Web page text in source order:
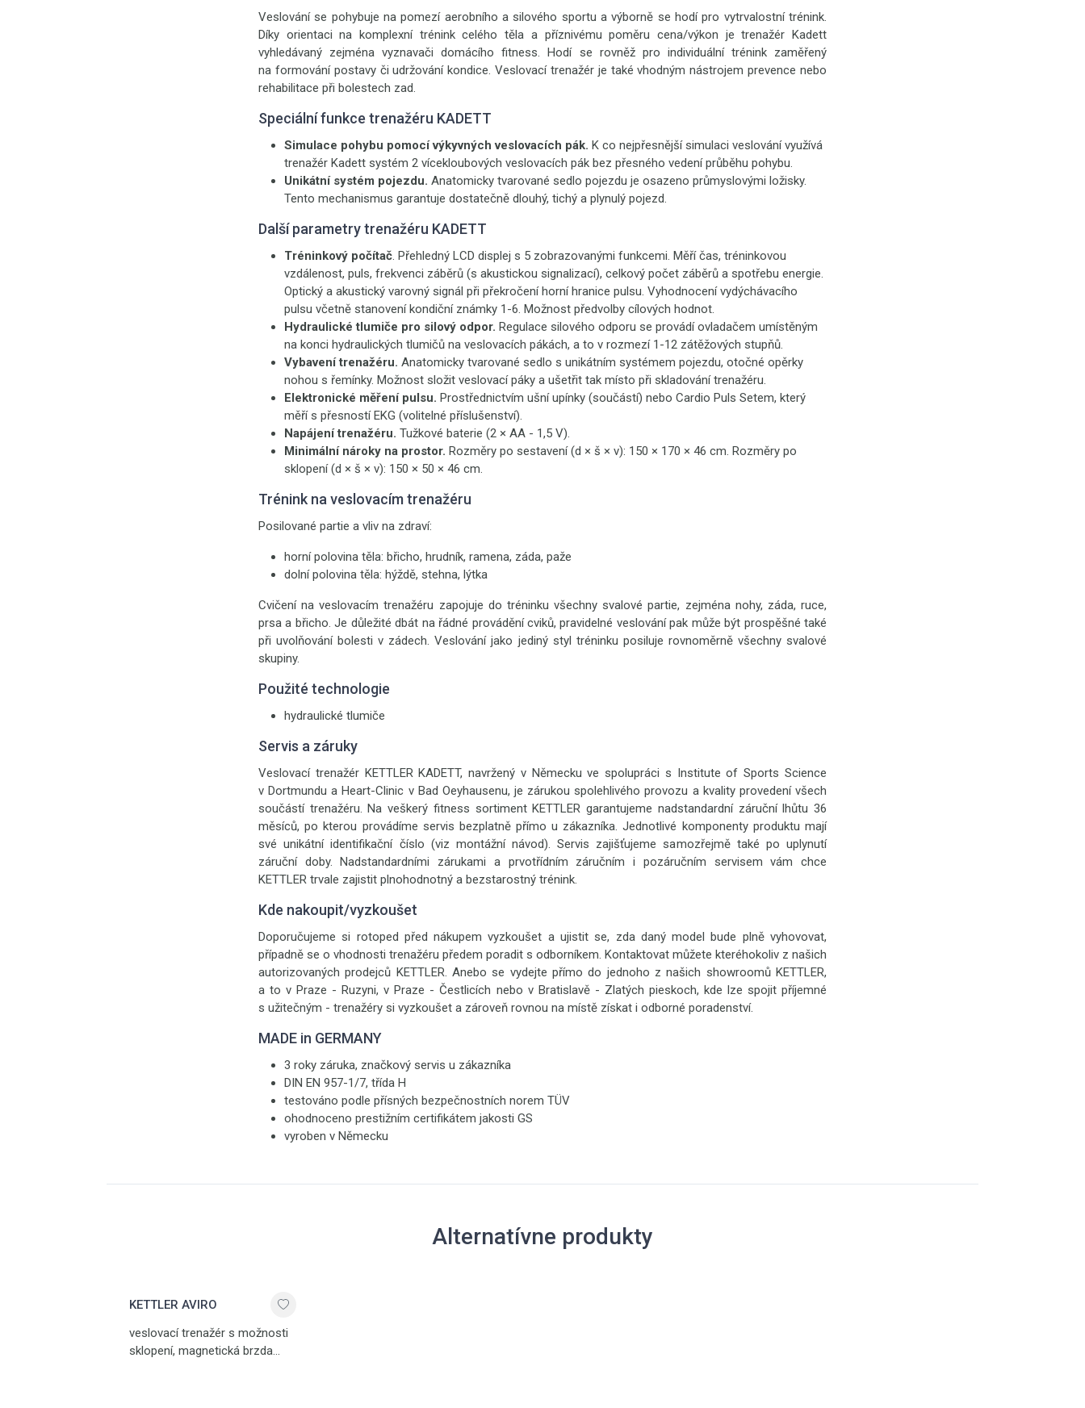
Veslování se pohybuje na pomezí aerobního a silového sportu a výborně se hodí pro vytrvalostní trénink.
Díky orientaci na komplexní trénink celého těla a příznivému poměru cena/výkon je trenažér Kadett
vyhledávaný zejména vyznavači domácího fitness. Hodí se rovněž pro individuální trénink zaměřený
na formování postavy či udržování kondice. Veslovací trenažér je také vhodným nástrojem prevence nebo
rehabilitace při bolestech zad.
Speciální funkce trenažéru KADETT
Simulace pohybu pomocí výkyvných veslovacích pák. K co nejpřesnější simulaci veslování využívá
trenažér Kadett systém 2 vícekloubových veslovacích pák bez přesného vedení průběhu pohybu.
Unikátní systém pojezdu. Anatomicky tvarované sedlo pojezdu je osazeno průmyslovými ložisky.
Tento mechanismus garantuje dostatečně dlouhý, tichý a plynulý pojezd.
Další parametry trenažéru KADETT
Tréninkový počítač. Přehledný LCD displej s 5 zobrazovanými funkcemi. Měří čas, tréninkovou
vzdálenost, puls, frekvenci záběrů (s akustickou signalizací), celkový počet záběrů a spotřebu energie.
Optický a akustický varovný signál při překročení horní hranice pulsu. Vyhodnocení vydýchávacího
pulsu včetně stanovení kondiční známky 1-6. Možnost předvolby cílových hodnot.
Hydraulické tlumiče pro silový odpor. Regulace silového odporu se provádí ovladačem umístěným
na konci hydraulických tlumičů na veslovacích pákách, a to v rozmezí 1-12 zátěžových stupňů.
Vybavení trenažéru. Anatomicky tvarované sedlo s unikátním systémem pojezdu, otočné opěrky
nohou s řemínky. Možnost složit veslovací páky a ušetřit tak místo při skladování trenažéru.
Elektronické měření pulsu. Prostřednictvím ušní upínky (součástí) nebo Cardio Puls Setem, který
měří s přesností EKG (volitelné příslušenství).
Napájení trenažéru. Tužkové baterie (2 × AA - 1,5 V).
Minimální nároky na prostor. Rozměry po sestavení (d × š × v): 150 × 170 × 46 cm. Rozměry po
sklopení (d × š × v): 150 × 50 × 46 cm.
Trénink na veslovacím trenažéru
Posilované partie a vliv na zdraví:
horní polovina těla: břicho, hrudník, ramena, záda, paže
dolní polovina těla: hýždě, stehna, lýtka
Cvičení na veslovacím trenažéru zapojuje do tréninku všechny svalové partie, zejména nohy, záda, ruce,
prsa a břicho. Je důležité dbát na řádné provádění cviků, pravidelné veslování pak může být prospěšné také
při uvolňování bolesti v zádech. Veslování jako jediný styl tréninku posiluje rovnoměrně všechny svalové
skupiny.
Použité technologie
hydraulické tlumiče
Servis a záruky
Veslovací trenažér KETTLER KADETT, navržený v Německu ve spolupráci s Institute of Sports Science
v Dortmundu a Heart-Clinic v Bad Oeyhausenu, je zárukou spolehlivého provozu a kvality provedení všech
součástí trenažéru. Na veškerý fitness sortiment KETTLER garantujeme nadstandardní záruční lhůtu 36
měsíců, po kterou provádíme servis bezplatně přímo u zákazníka. Jednotlivé komponenty produktu mají
své unikátní identifikační číslo (viz montážní návod). Servis zajišťujeme samozřejmě také po uplynutí
záruční doby. Nadstandardními zárukami a prvotřídním záručním i pozáručním servisem vám chce
KETTLER trvale zajistit plnohodnotný a bezstarostný trénink.
Kde nakoupit/vyzkoušet
Doporučujeme si rotoped před nákupem vyzkoušet a ujistit se, zda daný model bude plně vyhovovat,
případně se o vhodnosti trenažéru předem poradit s odborníkem. Kontaktovat můžete kteréhokoliv z našich
autorizovaných prodejců KETTLER. Anebo se vydejte přímo do jednoho z našich showroomů KETTLER,
a to v Praze - Ruzyni, v Praze - Čestlicích nebo v Bratislavě - Zlatých pieskoch, kde lze spojit příjemné
s užitečným - trenažéry si vyzkoušet a zároveň rovnou na místě získat i odborné poradenství.
MADE in GERMANY
3 roky záruka, značkový servis u zákazníka
DIN EN 957-1/7, třída H
testováno podle přísných bezpečnostních norem TÜV
ohodnoceno prestižním certifikátem jakosti GS
vyroben v Německu
Alternatívne produkty
KETTLER AVIRO
veslovací trenažér s možnosti
sklopení, magnetická brzda